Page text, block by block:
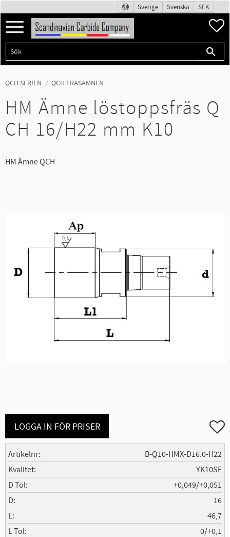
Meny
Sverige Svenska SEK
QCH SERIEN QCH FRÄSÄMNEN
HM Ämne löstoppsfräs Q
CH 16/H22 mm K10
HM Ämne QCH
LOGGA IN FÖR PRISER Lägg
Artikelnr
B-Q10-HMX-D16.0-H22
Kvalitet
YK10SF
D Tol
+0,049/+0,051
D
16
L
46,7
L Tol
0/+0,1